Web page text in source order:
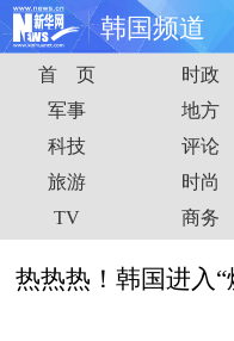
韩国频道
首页 时政
娱乐 体育
时尚 思客
港澳 台湾
首 页 时政
军事
地方
科技
评论
旅游
时尚
TV
商务
热热热！韩国进入